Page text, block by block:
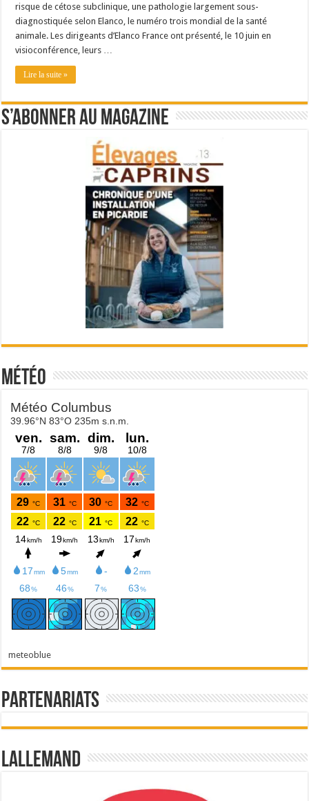
risque de cétose subclinique, une pathologie largement sous-
diagnostiquée selon Elanco, le numéro trois mondial de la santé
animale. Les dirigeants d’Elanco France ont présenté, le 10 juin en
visioconférence, leurs …
Lire la suite »
S’abonner au magazine
Météo
meteoblue
Partenariats
Lallemand